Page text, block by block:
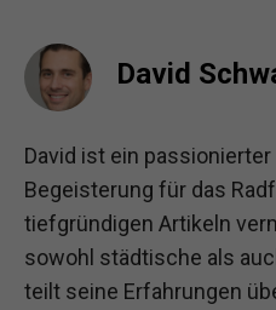
David
David ist ein
Begeisterung für das
tiefgründigen Artikeln
sowohl städtische als
teilt seine Erfahrungen